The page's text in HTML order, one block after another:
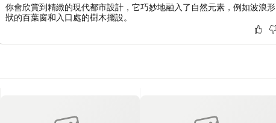
你會欣賞到精緻的現代都市設計，它巧妙地融入了自然元素，例如波浪形
狀的百葉窗和入口處的樹木擺設。